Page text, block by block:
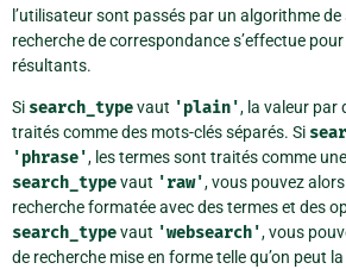
l’utilisateur sont passés par un algorithme
recherche de correspondance s’effectue
résultants.
Si search_typevaut 'plain', la valeur par
traités comme des mots-clés séparés. Si
'phrase', les termes sont traités comme
search_typevaut 'raw', vous pouvez
recherche formatée avec des termes et des
search_typevaut 'websearch', vous
de recherche mise en forme telle qu’on peut